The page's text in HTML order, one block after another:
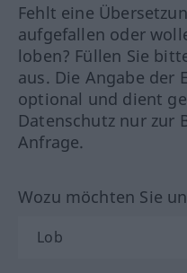
Fehlt eine
aufgefallen oder
loben? Füllen Sie
aus. Die Angabe der
optional und dient
Datenschutz nur zur
Anfrage.
Wozu möchten Sie